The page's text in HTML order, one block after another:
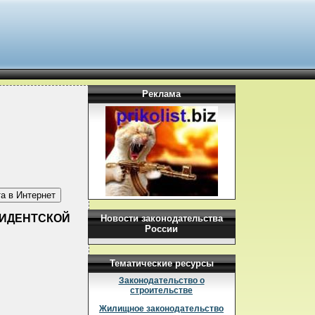
Реклама
Новости законодательства
России
Тематические ресурсы
Законодательство о
строительстве
Жилищное законодательство